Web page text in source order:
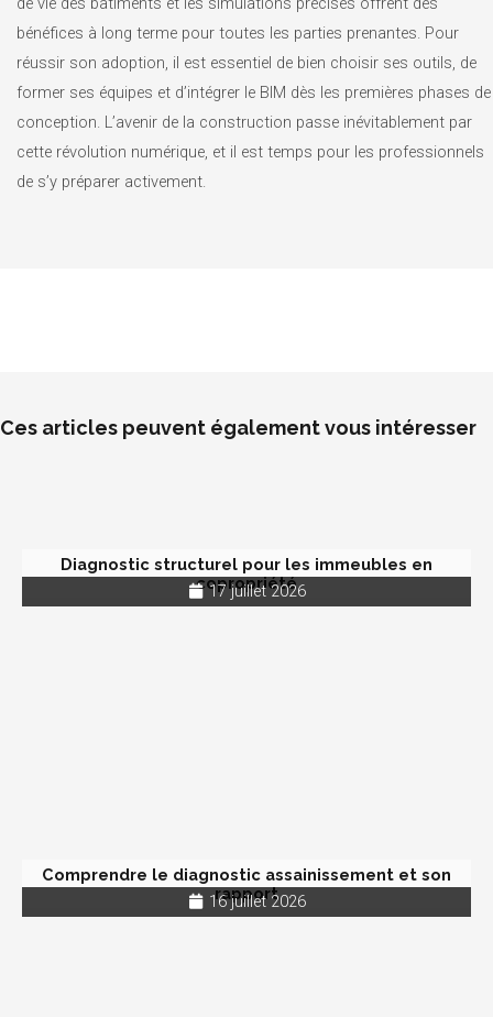
bénéfices à long terme pour toutes les parties prenantes. Pour
réussir son adoption, il est essentiel de bien choisir ses outils, de
former ses équipes et d’intégrer le BIM dès les premières phases de
conception. L’avenir de la construction passe inévitablement par
cette révolution numérique, et il est temps pour les professionnels
de s’y préparer activement.
Ces articles peuvent également vous intéresser
Diagnostic structurel pour les immeubles en
copropriété
17 juillet 2026
Comprendre le diagnostic assainissement et son
rapport
16 juillet 2026